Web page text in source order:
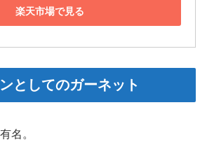
楽天市場で見る
としてのガーネット
名。